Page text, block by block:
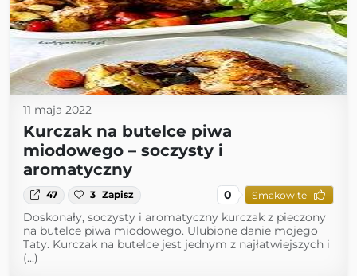
11 maja 2022
Kurczak na butelce piwa
miodowego – soczysty i
aromatyczny
47 3 Zapisz 0 Smakowite
Doskonały, soczysty i aromatyczny kurczak z pieczony
na butelce piwa miodowego. Ulubione danie mojego
Taty. Kurczak na butelce jest jednym z najłatwiejszych i
(...)